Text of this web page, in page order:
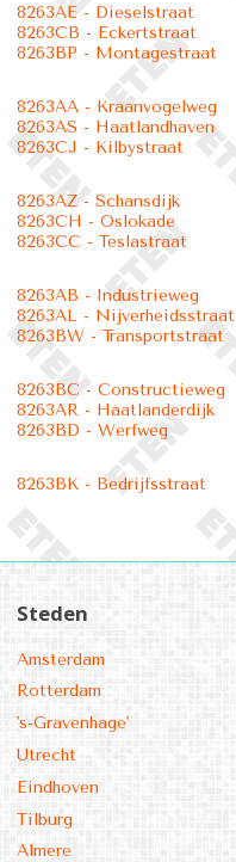
8263AE - Dieselstraat
8263CB - Eckertstraat
8263BP - Montagestraat
8263AA - Kraanvogelweg
8263AS - Haatlandhaven
8263CJ - Kilbystraat
8263AZ - Schansdijk
8263CH - Oslokade
8263CC - Teslastraat
8263AB - Industrieweg
8263AL - Nijverheidsstraat
8263BW - Transportstraat
8263BC - Constructieweg
8263AR - Haatlanderdijk
8263BD - Werfweg
8263BK - Bedrijfsstraat
Steden
Amsterdam
Rotterdam
's-Gravenhage'
Utrecht
Eindhoven
Tilburg
Almere